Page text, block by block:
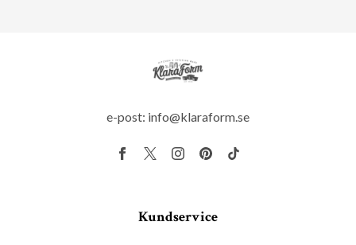
e-post: info@klaraform.se
Kundservice